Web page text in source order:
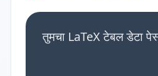
तुमचा LaTeX टेबल डेटा